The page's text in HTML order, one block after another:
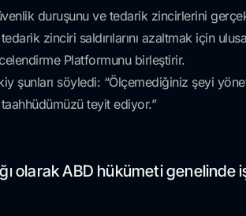
duruşunu ve tedarik zincirlerini
zinciri saldırılarını azaltmak için
Platformunu birleştirir.
şunları söyledi: “Ölçemediğiniz şeyi
teyit ediyor.”
ABD hükümeti genelinde iş